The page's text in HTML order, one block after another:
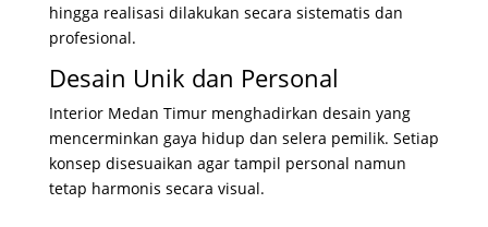
hingga realisasi dilakukan secara sistematis dan
profesional.
Desain Unik dan Personal
Interior Medan Timur menghadirkan desain yang
mencerminkan gaya hidup dan selera pemilik. Setiap
konsep disesuaikan agar tampil personal namun
tetap harmonis secara visual.